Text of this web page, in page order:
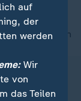
nach oben
auf
der
werden
Wir
von
das Teilen